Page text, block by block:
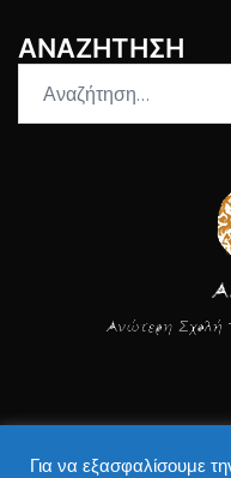
ΑΝΑΖΗΤΗΣΗ
Για να εξασφαλίσουμε